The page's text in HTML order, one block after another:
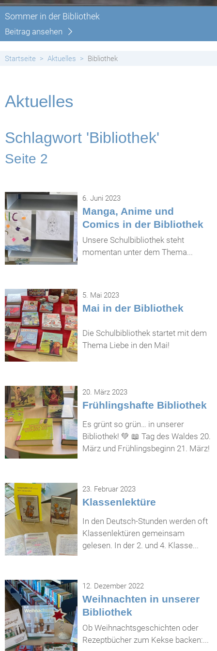
Sommer in der Bibliothek
Beitrag ansehen
Startseite Aktuelles Bibliothek
Aktuelles
Schlagwort 'Bibliothek'
Seite 2
6. Juni 2023
Manga, Anime und
Comics in der Bibliothek
Unsere Schulbibliothek steht
momentan unter dem Thema...
5. Mai 2023
Mai in der Bibliothek
Die Schulbibliothek startet mit dem
Thema Liebe in den Mai!
20. März 2023
Frühlingshafte Bibliothek
Es grünt so grün… in unserer
Bibliothek! 💚 📖 Tag des Waldes 20.
März und Frühlingsbeginn 21. März!
23. Februar 2023
Klassenlektüre
In den Deutsch-Stunden werden oft
Klassenlektüren gemeinsam
gelesen. In der 2. und 4. Klasse...
12. Dezember 2022
Weihnachten in unserer
Bibliothek
Ob Weihnachtsgeschichten oder
Rezeptbücher zum Kekse backen:...